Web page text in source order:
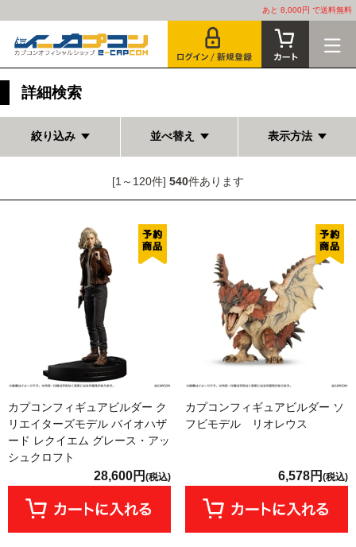
あと 8,000円 で送料無料
詳細検索
絞り込み 並べ替え 表示方法
[1～120件] 540件あります
カプコンフィギュアビルダー ク
リエイターズモデル バイオハザ
ード レクイエム グレース・アッ
シュクロフト
28,600円 (税込)
カプコンフィギュアビルダー ソ
フビモデル リオレウス
6,578円 (税込)